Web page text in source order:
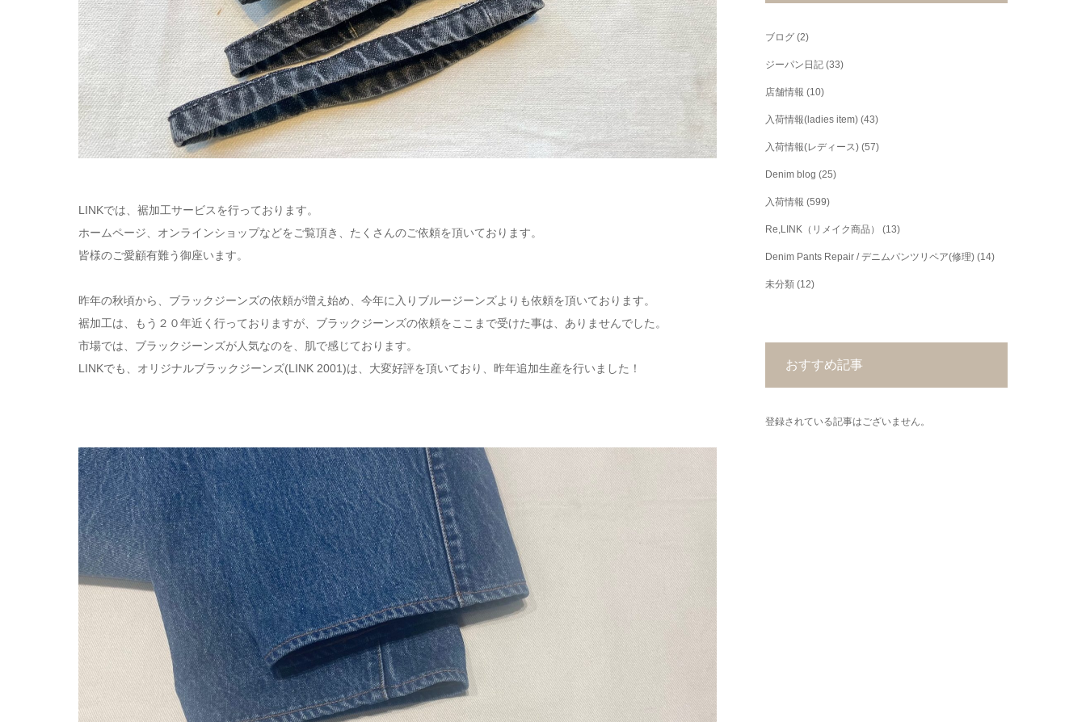
LINKでは、裾加工サービスを行っております。
ホームページ、オンラインショップなどをご覧頂き、たくさんのご依頼を頂いております。
皆様のご愛顧有難う御座います。
昨年の秋頃から、ブラックジーンズの依頼が増え始め、今年に入りブルージーンズよりも依頼を頂いております。
裾加工は、もう２０年近く行っておりますが、ブラックジーンズの依頼をここまで受けた事は、ありませんでした。
市場では、ブラックジーンズが人気なのを、肌で感じております。
LINKでも、オリジナルブラックジーンズ(LINK 2001)は、大変好評を頂いており、昨年追加生産を行いました！
ブログ (2)
ジーパン日記 (33)
店舗情報 (10)
入荷情報(ladies item) (43)
入荷情報(レディース) (57)
Denim blog (25)
入荷情報 (599)
Re,LINK（リメイク商品） (13)
Denim Pants Repair / デニムパンツリペア(修理) (14)
未分類 (12)
おすすめ記事
登録されている記事はございません。